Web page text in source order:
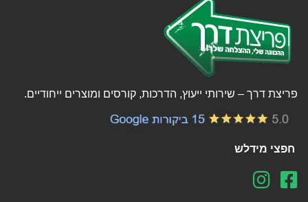
פריצת דרך – שירותי ייעוץ, הדרכות, קורסים ומוצרים ייחודיים.
חפצי מידלש